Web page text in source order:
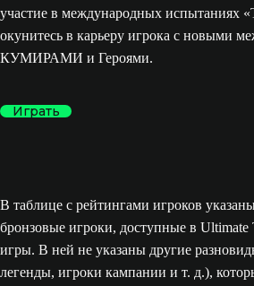
участие в международных испытаниях
окунитесь в карьеру игрока с новыми
КУМИРАМИ и Героями.
Играть
В таблице с рейтингами игроков
бронзовые игроки, доступные в Ultimate
игры. В ней не указаны другие
легенды, игроки кампании и т. д.),